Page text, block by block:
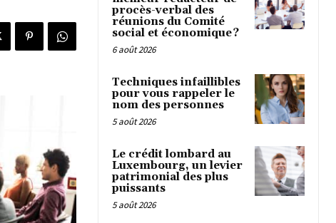
procès-verbal des
réunions du Comité
social et économique ?
6 août 2026
Techniques infaillibles
pour vous rappeler le
nom des personnes
5 août 2026
Le crédit lombard au
Luxembourg, un levier
patrimonial des plus
puissants
5 août 2026